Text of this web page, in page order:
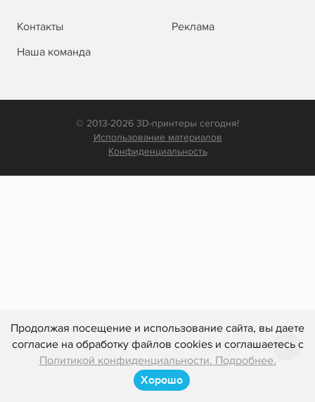
Продолжая посещение и использование сайта, вы даете
согласие на обработку файлов cookies и соглашаетесь с
Политикой конфиденциальности. Подробнее.
Хорошо
Контакты
Реклама
Наша команда
© 2013-2026 3D-принтеры сегодня!
Использование материалов
Конфиденциальность